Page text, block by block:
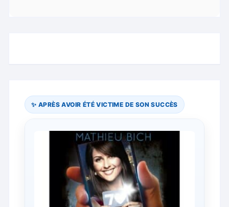
✨ APRÈS AVOIR ÉTÉ VICTIME DE SON SUCCÈS